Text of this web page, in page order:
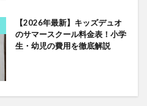
【2026年最新】キッズデュオ
のサマースクール料金表！小学
生・幼児の費用を徹底解説